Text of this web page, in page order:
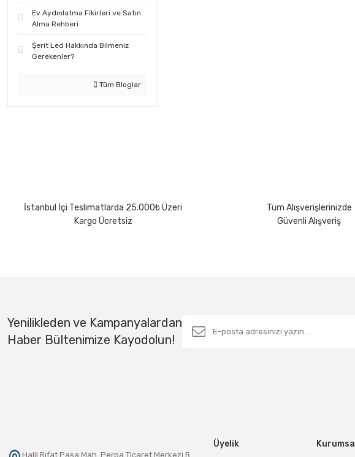
Ev Aydınlatma Fikirleri ve Satın
Alma Rehberi
Şerit Led Hakkında Bilmeniz
Gerekenler?
Tüm Bloglar
İstanbul İçi Teslimatlarda 25.000₺ Üzeri
Kargo Ücretsiz
Tüm Alışverişlerinizde
Güvenli Alışveriş
Yenilikleden ve Kampanyalardan
Haber Bültenimize Kayodolun!
Halil Rıfat Paşa Mah. Perpa Ticaret Merkezi B
Üyelik Kurumsal